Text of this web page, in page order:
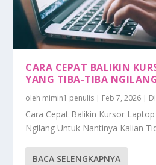
CARA CEPAT BALIKIN
YANG TIBA-TIBA
oleh mimin1 penulis | Feb 7, 2026 |
Cara Cepat Balikin Kursor
Ngilang Untuk Nantinya Kalian
BACA SELENGKAPNYA